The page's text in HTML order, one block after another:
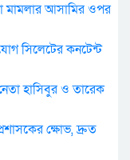
মামলার আসামির ওপর
সিলেটের কনটেন্ট
নেতা হাসিবুর ও তারেক
ক্ষোভ, দ্রুত